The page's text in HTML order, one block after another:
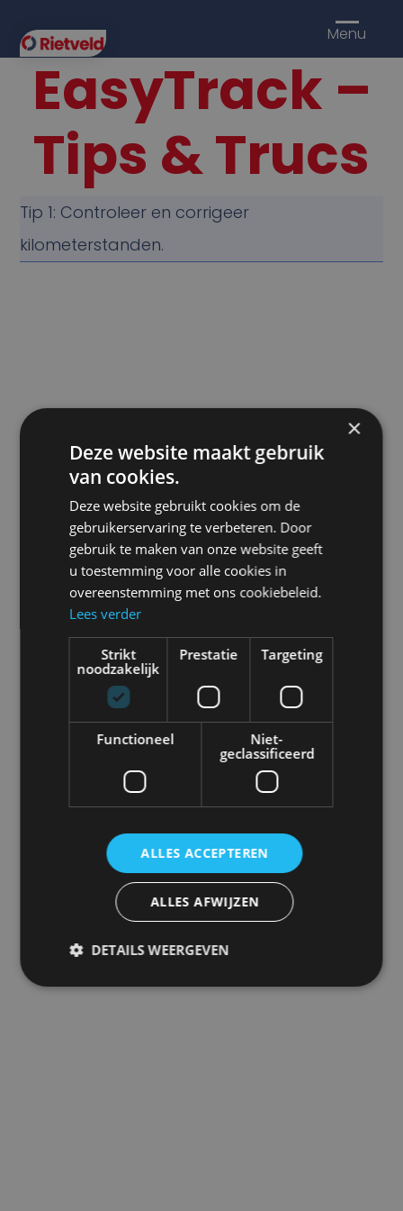
Menu
EasyTrack –
Tips & Trucs
Tip 1: Controleer en corrigeer
kilometerstanden.
×
Deze website maakt gebruik
van cookies.
Deze website gebruikt cookies om de
gebruikerservaring te verbeteren. Door
gebruik te maken van onze website geeft
u toestemming voor alle cookies in
overeenstemming met ons cookiebeleid.
Lees verder
Strikt
noodzakelijk
Prestatie Targeting
Functioneel
Niet-
geclassificeerd
ALLES ACCEPTEREN
ALLES AFWIJZEN
DETAILS WEERGEVEN